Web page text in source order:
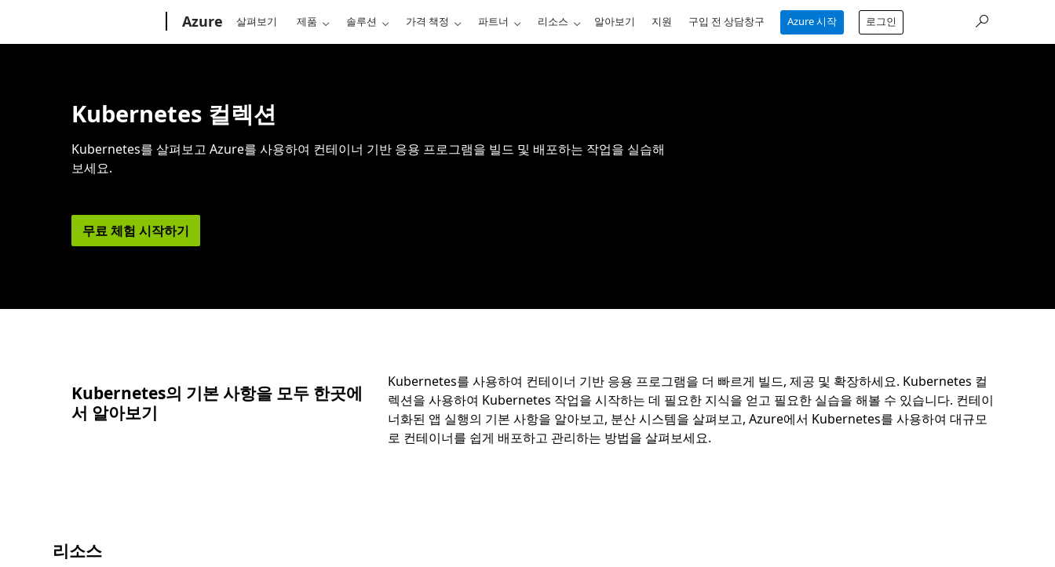
Azure 살펴보기 제품 솔루션 가격 책정 파트너 리소스 알아보기 지원 구입 전 상담창구 Azure 시작 로그인
Kubernetes 컬렉션
Kubernetes를 살펴보고 Azure를 사용하여 컨테이너 기반 응용 프로그램을 빌드 및 배포하는 작업을 실습해
보세요.
무료 체험 시작하기
Kubernetes의 기본 사항을 모두 한곳에
서 알아보기
Kubernetes를 사용하여 컨테이너 기반 응용 프로그램을 더 빠르게 빌드, 제공 및 확장하세요. Kubernetes 컬
렉션을 사용하여 Kubernetes 작업을 시작하는 데 필요한 지식을 얻고 필요한 실습을 해볼 수 있습니다. 컨테이
너화된 앱 실행의 기본 사항을 알아보고, 분산 시스템을 살펴보고, Azure에서 Kubernetes를 사용하여 대규모
로 컨테이너를 쉽게 배포하고 관리하는 방법을 살펴보세요.
리소스